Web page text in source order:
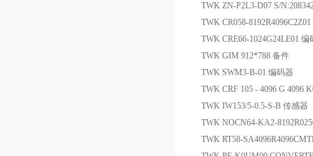
TWK ZN-P2L3-D07 S/
TWK CR058-
TWK CRE66-1024G24LE01 编
TWK GIM 912*788 备件
TWK SWM3-B-01 编码器
TWK CRF 105 - 4096 G 4096
TWK IW153/5-0.5-S-B 传感器
TWK NOCN64-KA2-
TWK RT58-